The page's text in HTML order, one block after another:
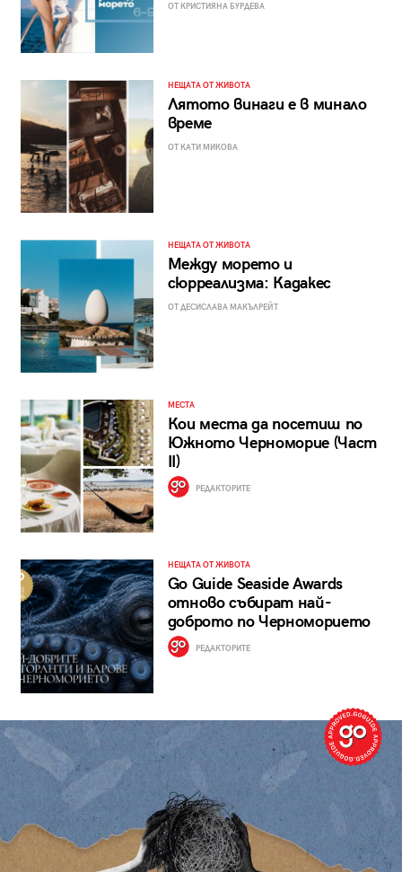
ОТ КРИСТИЯНА БУРДЕВА
НЕЩАТА ОТ ЖИВОТА
Лятото винаги е в минало
време
ОТ КАТИ МИКОВА
НЕЩАТА ОТ ЖИВОТА
Между морето и
сюрреализма: Кадакес
ОТ ДЕСИСЛАВА МАКЪЛРЕЙТ
МЕСТА
Кои места да посетиш по
Южното Черноморие (Част
II)
РЕДАКТОРИТЕ
НЕЩАТА ОТ ЖИВОТА
Go Guide Seaside Awards
отново събират най-
доброто по Черноморието
РЕДАКТОРИТЕ